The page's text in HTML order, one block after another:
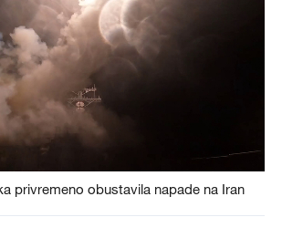
privremeno obustavila napade na Iran